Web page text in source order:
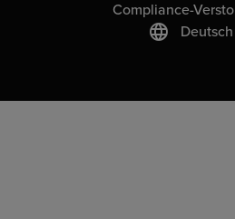
Compliance-
Deutsch